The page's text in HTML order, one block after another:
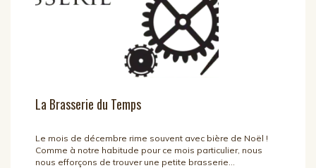
La Brasserie du Temps
Le mois de décembre rime souvent avec bière de Noël !
Comme à notre habitude pour ce mois particulier, nous
nous efforçons de trouver une petite brasserie...